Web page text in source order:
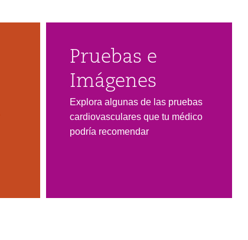
Pruebas e
Imágenes
Explora algunas de las pruebas
cardiovasculares que tu médico
podría recomendar